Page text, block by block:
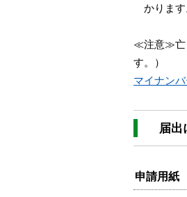
かります
≪注意≫亡
す。）
マイナン
届出
申請用紙